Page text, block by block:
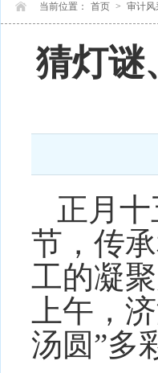
当前位置： 首页 > 审计风
猜灯
正月
节，传
工的凝
上午，
汤圆”多